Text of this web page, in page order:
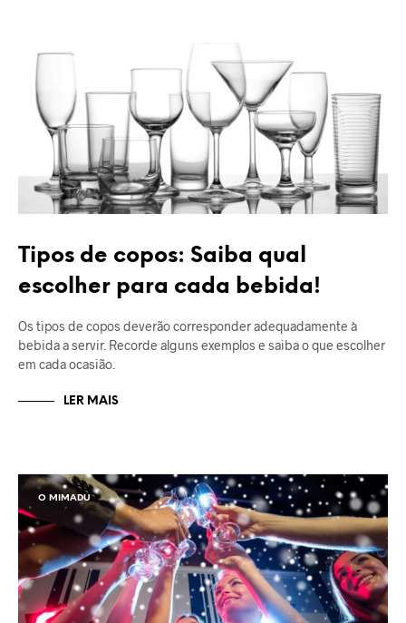
Tipos de copos: Saiba qual
escolher para cada bebida!
Os tipos de copos deverão corresponder adequadamente à
bebida a servir. Recorde alguns exemplos e saiba o que escolher
em cada ocasião.
LER MAIS
O MIMADU